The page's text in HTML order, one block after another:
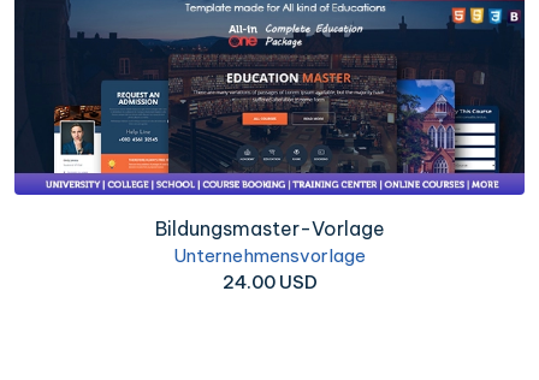
Bildungsmaster-Vorlage
Unternehmensvorlage
24.00 USD